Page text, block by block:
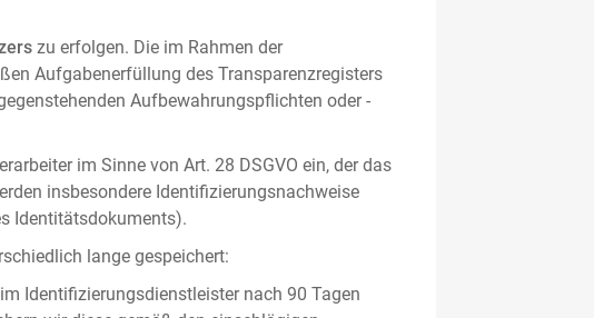
zu erfolgen. Die im Rahmen der
Aufgabenerfüllung des Transparenzregisters
Aufbewahrungspflichten oder -
im Sinne von Art. 28 DSGVO ein, der das
insbesondere Identifizierungsnachweise
Identitätsdokuments).
lange gespeichert:
Identifizierungsdienstleister nach 90 Tagen